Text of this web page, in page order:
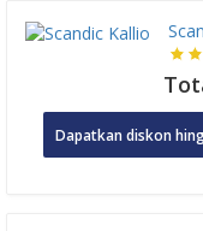
Dapatkan diskon